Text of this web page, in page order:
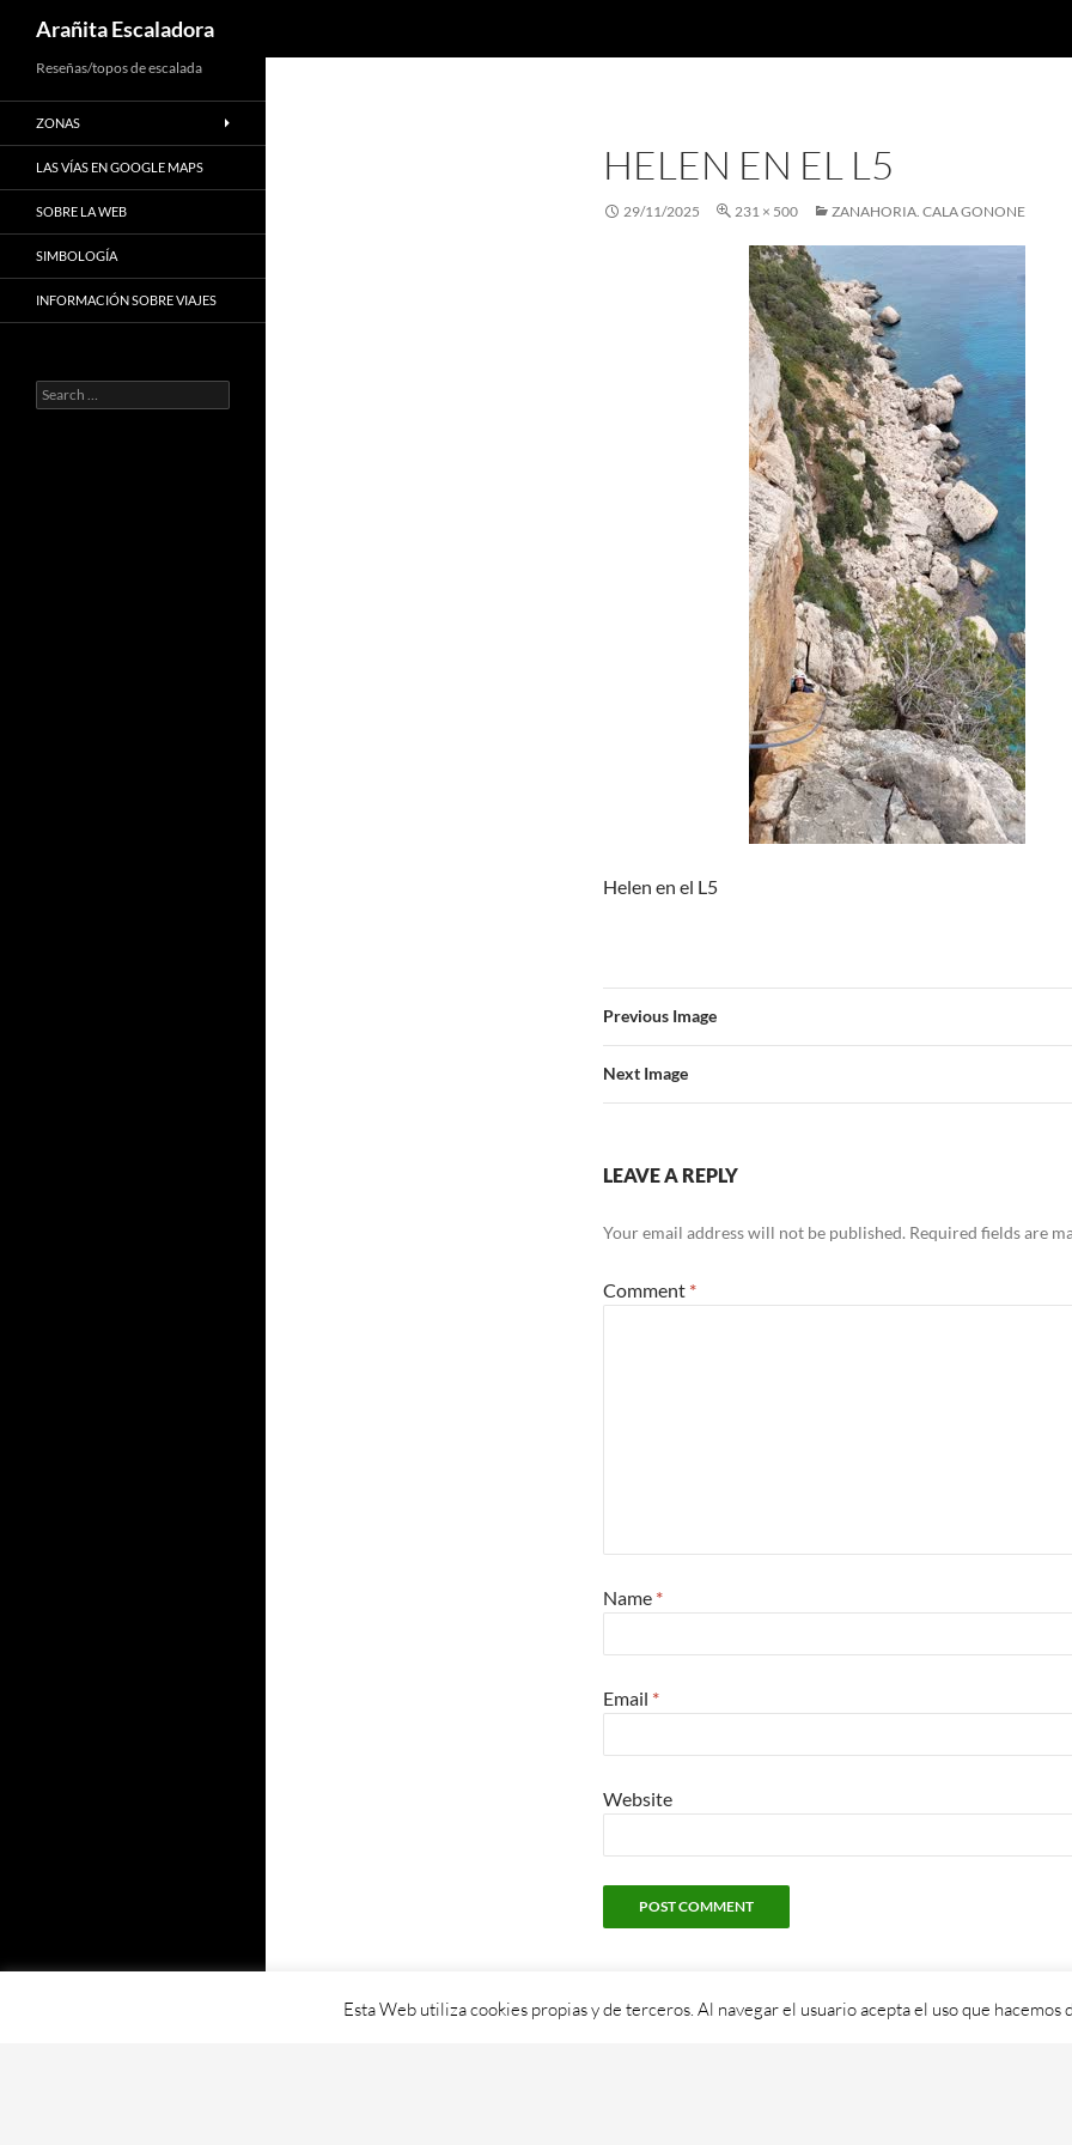
to
content
Arañita Escaladora
HELEN EN EL L5
29/11/2025 231 × 500 ZANAHORIA. CALA GONONE
Helen en el L5
Previous Image
Next Image
LEAVE A REPLY
Your email address will not be published. Required fields are
Comment *
Name *
Email *
Website
Reseñas/topos de escalada
ZONAS
LAS VÍAS EN GOOGLE MAPS
SOBRE LA WEB
SIMBOLOGÍA
INFORMACIÓN SOBRE VIAJES
Search
for:
Esta Web utiliza cookies propias y de terceros. Al navegar el usuario acepta el uso que hacemos